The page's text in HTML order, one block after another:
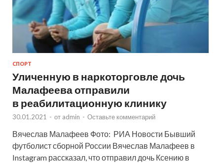
СПОРТ
Уличенную в наркоторговле дочь
Малафеева отправили
в реабилитационную клинику
30.01.2021 - от admin - Оставьте комментарий
Вячеслав Малафеев Фото: РИА Новости Бывший
футболист сборной России Вячеслав Малафеев в
Instagram рассказал, что отправил дочь Ксению в